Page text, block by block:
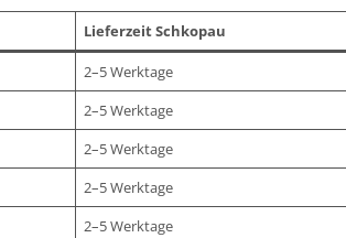
Lieferzeit Schkopau
2–5 Werktage
2–5 Werktage
2–5 Werktage
2–5 Werktage
2–5 Werktage